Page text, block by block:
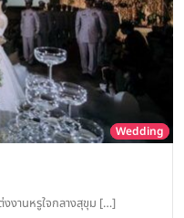
Wedding
งานหรูใจกลางสุขุม […]